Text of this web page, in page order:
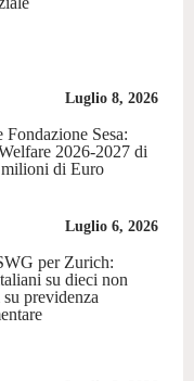
Luglio 8, 2026
Fondazione Sesa:
2026-2027 di
di Euro
Luglio 6, 2026
per Zurich:
su dieci non
previdenza